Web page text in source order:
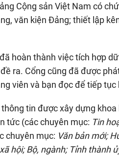
Cộng sản Việt Nam có
văn kiện Đảng; thiết lập
hoàn thành việc tích hợp
ra. Cổng cũng đã được
viên và bạn đọc để tiếp
tin được xây dựng
tức (các chuyên mục: Tin
chuyên mục: Văn bản mới;
hội; Bộ, ngành; Tỉnh thành